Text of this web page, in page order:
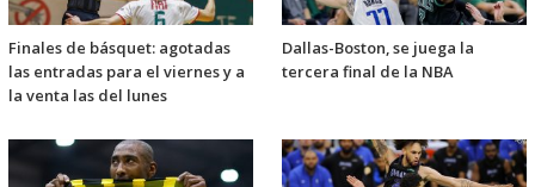
Finales de básquet: agotadas
las entradas para el viernes y a
la venta las del lunes
Dallas-Boston, se juega la
tercera final de la NBA